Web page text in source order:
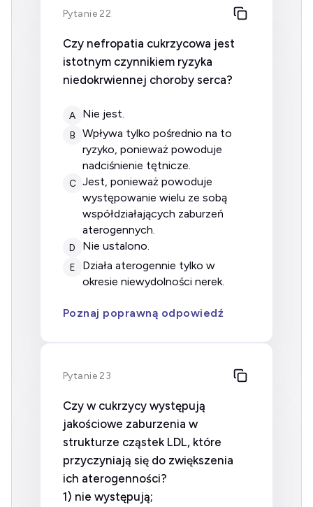
Pytanie 22
Czy nefropatia cukrzycowa jest
istotnym czynnikiem ryzyka
niedokrwiennej choroby serca?
A nie jest.
B
wpływa tylko pośrednio na to
ryzyko, ponieważ powoduje
nadciśnienie tętnicze.
C jest, ponieważ powoduje
występowanie wielu ze sobą
współdziałających zaburzeń
aterogennych.
D nie ustalono.
E
działa aterogennie tylko w
okresie niewydolności nerek.
Poznaj poprawną odpowiedź
Pytanie 23
Czy w cukrzycy występują
jakościowe zaburzenia w
strukturze cząstek LDL, które
przyczyniają się do zwiększenia
ich aterogenności?
1) nie występują;